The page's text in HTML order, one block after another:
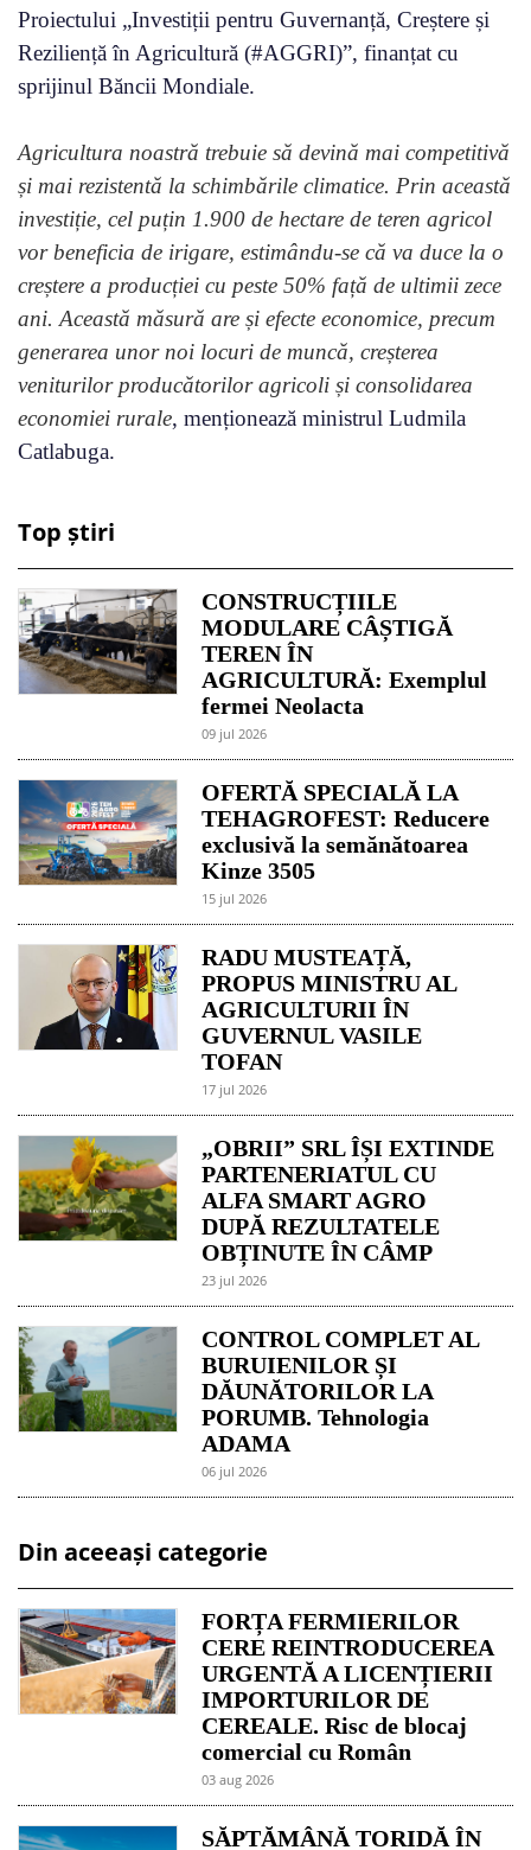
Proiectului „Investiții pentru Guvernanță, Creștere și
Reziliență în Agricultură (#AGGRI)”, finanțat cu
sprijinul Băncii Mondiale.
Agricultura noastră trebuie să devină mai competitivă
și mai rezistentă la schimbările climatice. Prin această
investiție, cel puțin 1.900 de hectare de teren agricol
vor beneficia de irigare, estimându-se că va duce la o
creștere a producției cu peste 50% față de ultimii zece
ani. Această măsură are și efecte economice, precum
generarea unor noi locuri de muncă, creșterea
veniturilor producătorilor agricoli și consolidarea
economiei rurale, menționează ministrul Ludmila
Catlabuga.
Top știri
CONSTRUCȚIILE
MODULARE CÂȘTIGĂ
TEREN ÎN
AGRICULTURĂ: Exemplul
fermei Neolacta
09 jul 2026
OFERTĂ SPECIALĂ LA
TEHAGROFEST: Reducere
exclusivă la semănătoarea
Kinze 3505
15 jul 2026
RADU MUSTEAȚĂ,
PROPUS MINISTRU AL
AGRICULTURII ÎN
GUVERNUL VASILE
TOFAN
17 jul 2026
„OBRII” SRL ÎȘI EXTINDE
PARTENERIATUL CU
ALFA SMART AGRO
DUPĂ REZULTATELE
OBȚINUTE ÎN CÂMP
23 jul 2026
CONTROL COMPLET AL
BURUIENILOR ȘI
DĂUNĂTORILOR LA
PORUMB. Tehnologia
ADAMA
06 jul 2026
Din aceeași categorie
FORȚA FERMIERILOR
CERE REINTRODUCEREA
URGENTĂ A LICENȚIERII
IMPORTURILOR DE
CEREALE. Risc de blocaj
comercial cu Român
03 aug 2026
SĂPTĂMÂNĂ TORIDĂ ÎN